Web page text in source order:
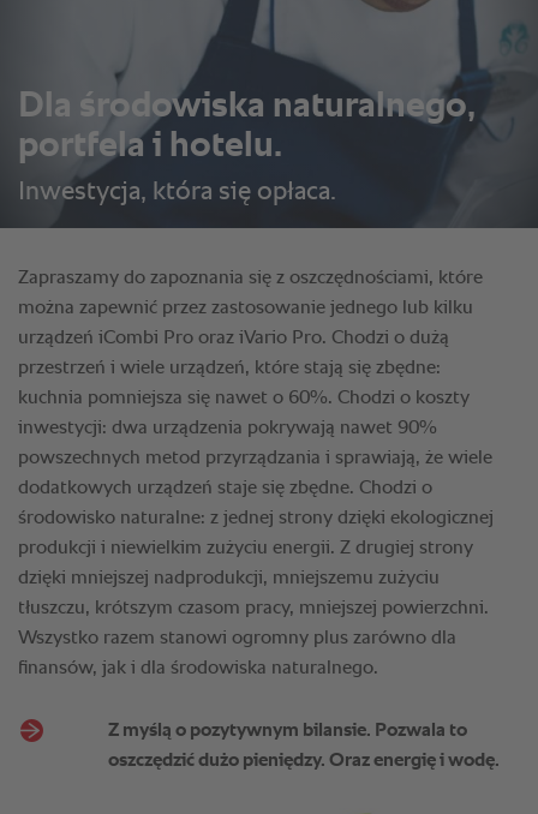
Dla środowiska naturalnego,
portfela i hotelu.
Inwestycja, która się opłaca.
Zapraszamy do zapoznania się z oszczędnościami, które
można zapewnić przez zastosowanie jednego lub kilku
urządzeń iCombi Pro oraz iVario Pro. Chodzi o dużą
przestrzeń i wiele urządzeń, które stają się zbędne:
kuchnia pomniejsza się nawet o 60%. Chodzi o koszty
inwestycji: dwa urządzenia pokrywają nawet 90%
powszechnych metod przyrządzania i sprawiają, że wiele
dodatkowych urządzeń staje się zbędne. Chodzi o
środowisko naturalne: z jednej strony dzięki ekologicznej
produkcji i niewielkim zużyciu energii. Z drugiej strony
dzięki mniejszej nadprodukcji, mniejszemu zużyciu
tłuszczu, krótszym czasom pracy, mniejszej powierzchni.
Wszystko razem stanowi ogromny plus zarówno dla
finansów, jak i dla środowiska naturalnego.
Z myślą o pozytywnym bilansie. Pozwala to
oszczędzić dużo pieniędzy. Oraz energię i wodę.